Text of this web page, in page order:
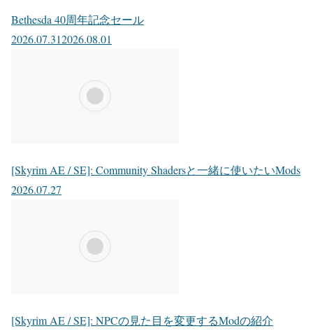
Bethesda 40周年記念セール
2026.07.312026.08.01
[Skyrim AE / SE]: Community Shadersと一緒に使いたいMods
2026.07.27
[Skyrim AE / SE]: NPCの見た目を変更するModの紹介